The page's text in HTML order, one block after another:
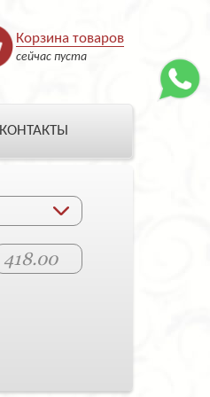
Корзина товаров
сейчас пуста
КОНТАКТЫ